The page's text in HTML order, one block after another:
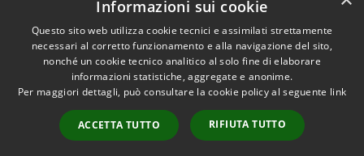
RSS
Accessibilità
Copyright © 2026 • Comune di
Gessate • Powered by
Municipium•
Accesso
redazione
Informazioni sui cookie
Questo sito web utilizza cookie tecnici e assimilati strettamente
necessari al corretto funzionamento e alla navigazione del sito,
nonché un cookie tecnico analitico al solo fine di elaborare
informazioni statistiche, aggregate e anonime.
Per maggiori dettagli, può consultare la cookie policy al seguente link
ACCETTA TUTTO RIFIUTA TUTTO